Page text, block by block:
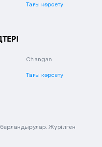
Тағы көрсету
Changan
Тағы көрсету
Жүрілген